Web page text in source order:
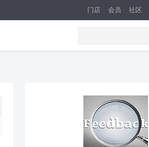
门店 会员 社区